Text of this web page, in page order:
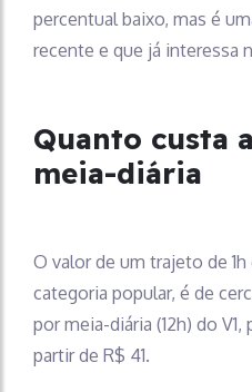
percentual baixo, mas é
recente e que já interessa
Quanto custa
meia-diária
O valor de um trajeto de
categoria popular, é de
por meia-diária (12h) do
partir de R$ 41.